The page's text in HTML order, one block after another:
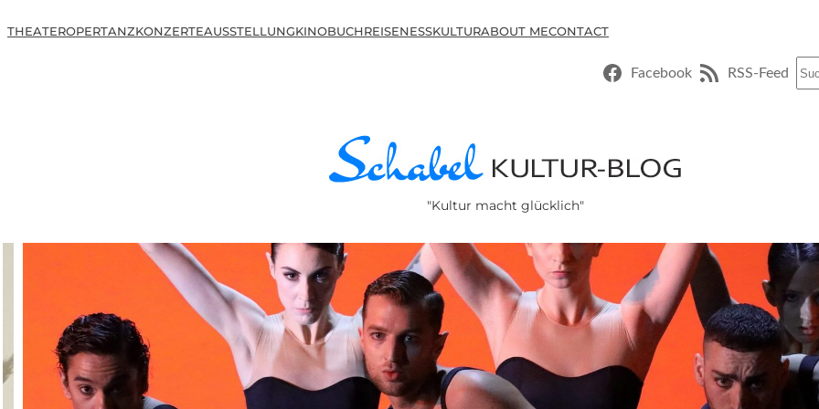
THEATEROPERTANZKONZERTEAUSSTELLUNGKINOBUCHREISENESSKULTURABOUT MECONTACT
Facebook RSS-Feed
"Kultur macht glücklich"